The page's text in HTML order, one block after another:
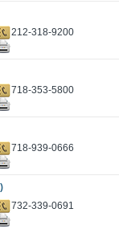
212-318-9200
718-353-5800
718-939-0666
732-339-0691